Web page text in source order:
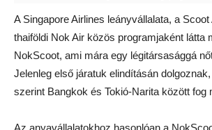
A Singapore Airlines leányvállalata, a
thaiföldi Nok Air közös programjaként látta
NokScoot, ami mára egy légitársasággá
Jelenleg első járatuk elindításán
szerint Bangkok és Tokió-Narita között fog
Az anyavállalatokhoz hasonlóan a